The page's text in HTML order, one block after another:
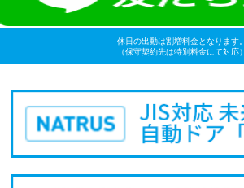
休日の出動は割増料金となります。
（保守契約先は特別料金にて対応）